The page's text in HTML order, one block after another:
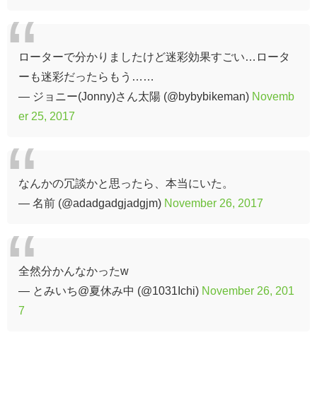
ローターで分かりましたけど迷彩効果すごい…ロータ
ーも迷彩だったらもう……
— ジョニー(Jonny)さん太陽 (@bybybikeman) Novemb
er 25, 2017
なんかの冗談かと思ったら、本当にいた。
— 名前 (@adadgadgjadgjm) November 26, 2017
全然分かんなかったw
— とみいち@夏休み中 (@1031Ichi) November 26, 201
7